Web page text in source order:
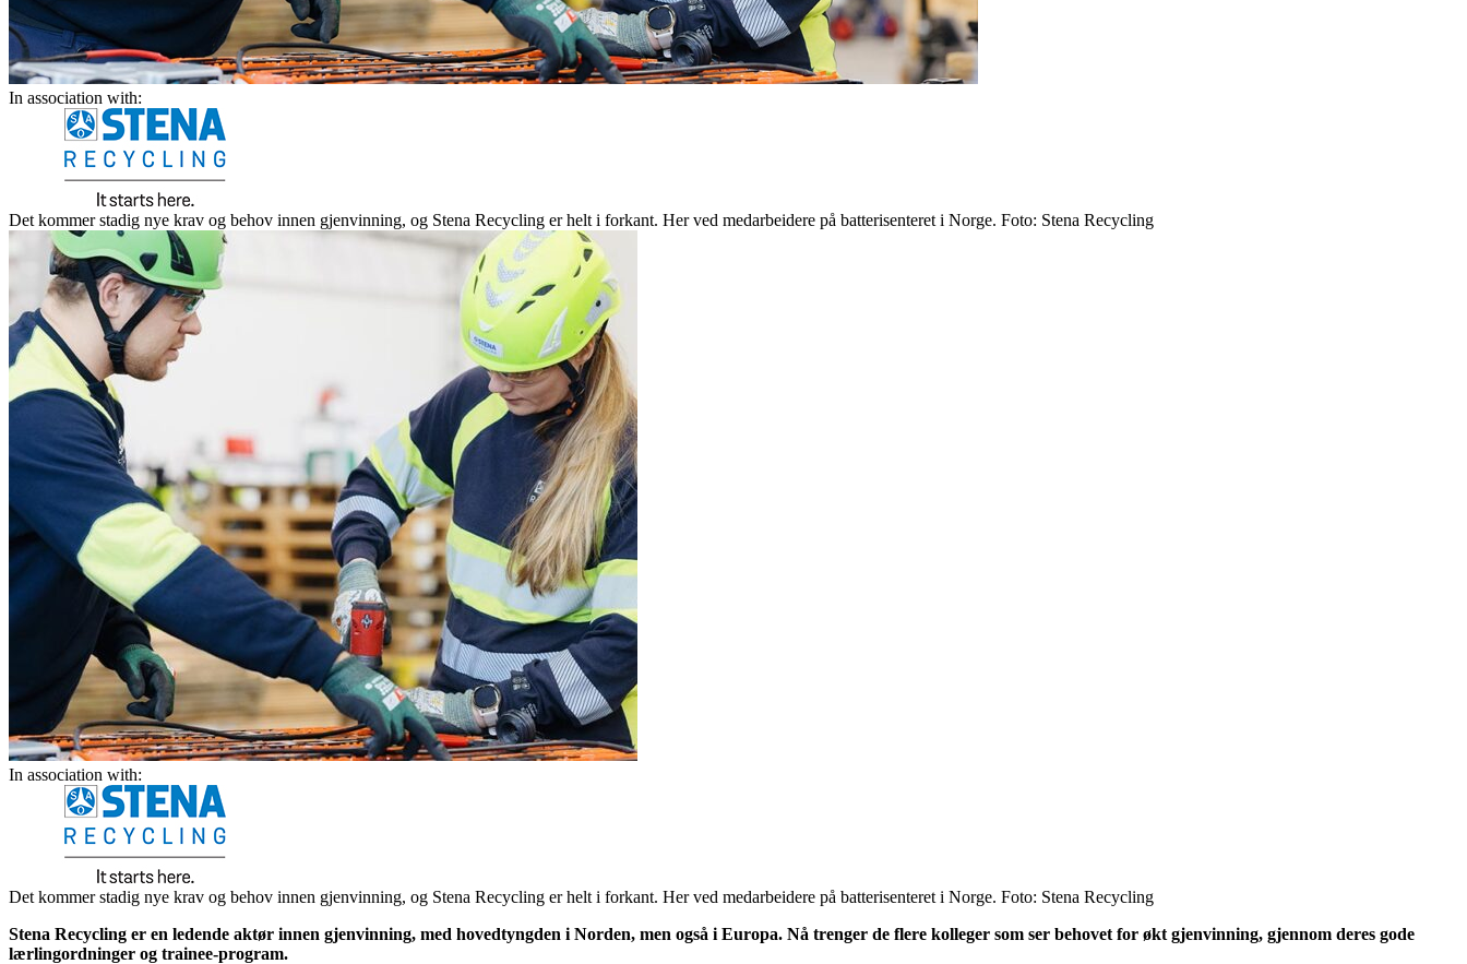
In association with:
Det kommer stadig nye krav og behov innen gjenvinning, og Stena Recycling er helt i forkant. Her ved medarbeidere på batterisenteret i Norge. Foto: Stena Recycling
In association with:
Det kommer stadig nye krav og behov innen gjenvinning, og Stena Recycling er helt i forkant. Her ved medarbeidere på batterisenteret i Norge. Foto: Stena Recycling
Stena Recycling er en ledende aktør innen gjenvinning, med hovedtyngden i Norden, men også i Europa. Nå trenger de flere kolleger som ser behovet for økt gjenvinning, gjennom deres gode
lærlingordninger og trainee-program.